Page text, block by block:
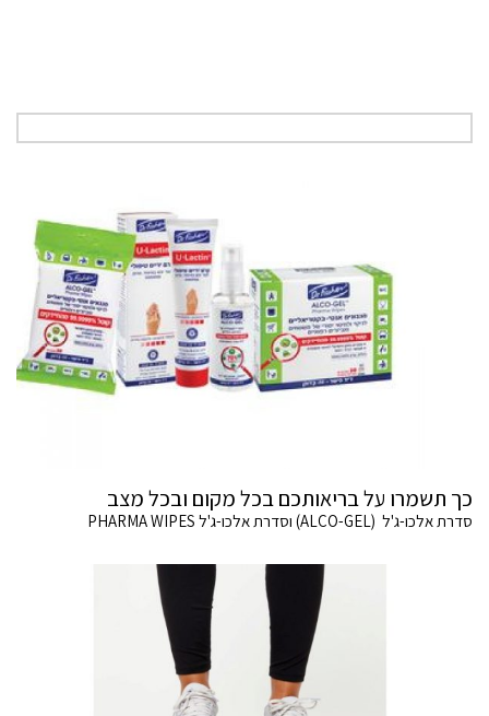
כך תשמרו על בריאותכם בכל מקום ובכל מצב
סדרת אלכו-ג'ל (ALCO-GEL) וסדרת אלכו-ג'ל PHARMA WIPES